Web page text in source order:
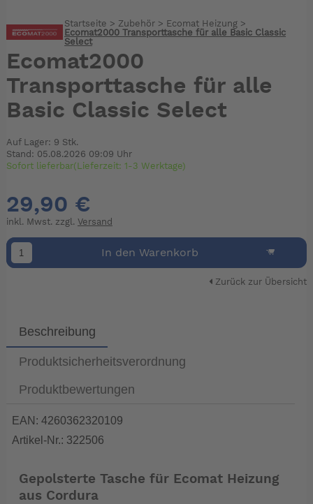
Startseite > Zubehör > Ecomat Heizung >
Ecomat2000 Transporttasche für alle Basic Classic
Select
Ecomat2000
Transporttasche für alle
Basic Classic Select
Auf Lager: 9 Stk.
Stand: 05.08.2026 09:09 Uhr
Sofort lieferbar(Lieferzeit: 1-3 Werktage)
29,90 €
inkl. Mwst. zzgl. Versand
In den Warenkorb
Zurück zur Übersicht
Beschreibung
Produktsicherheitsverordnung
Produktbewertungen
EAN: 4260362320109
Artikel-Nr.: 322506
Gepolsterte Tasche für Ecomat Heizung
aus Cordura